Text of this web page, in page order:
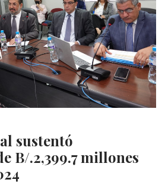
sustentó
B/.2,399.7 millones